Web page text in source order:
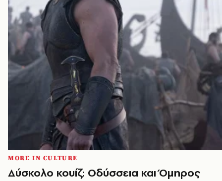
MORE IN CULTURE
Δύσκολο κουίζ: Οδύσσεια και Όμηρος